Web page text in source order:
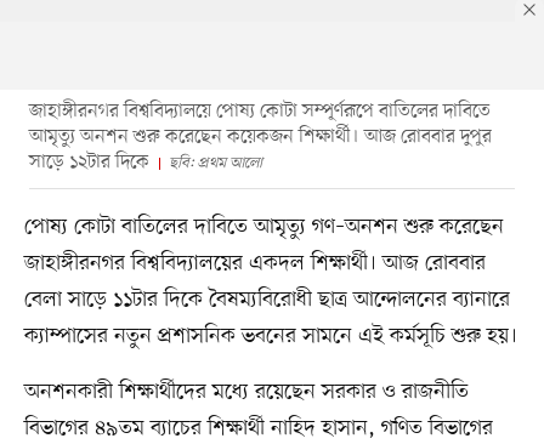
জাহাঙ্গীরনগর বিশ্ববিদ্যালয়ে পোষ্য কোটা সম্পূর্ণরূপে বাতিলের দাবিতে
আমৃত্যু অনশন শুরু করেছেন কয়েকজন শিক্ষার্থী। আজ রোববার দুপুর
সাড়ে ১২টার দিকে
ছবি: প্রথম আলো
পোষ্য কোটা বাতিলের দাবিতে আমৃত্যু গণ–অনশন শুরু করেছেন
জাহাঙ্গীরনগর বিশ্ববিদ্যালয়ের একদল শিক্ষার্থী। আজ রোববার
বেলা সাড়ে ১১টার দিকে বৈষম্যবিরোধী ছাত্র আন্দোলনের ব্যানারে
ক্যাম্পাসের নতুন প্রশাসনিক ভবনের সামনে এই কর্মসূচি শুরু হয়।
অনশনকারী শিক্ষার্থীদের মধ্যে রয়েছেন সরকার ও রাজনীতি
বিভাগের ৪৯তম ব্যাচের শিক্ষার্থী নাহিদ হাসান, গণিত বিভাগের